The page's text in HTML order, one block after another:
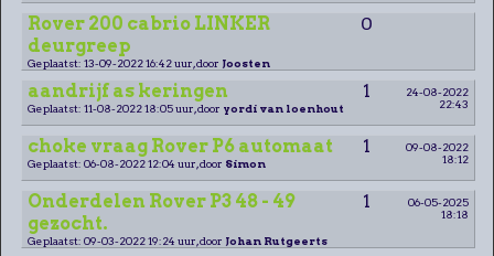
Rover 200 cabrio LINKER
deurgreep
0
Geplaatst: 13-09-2022 16:42 uur, door Joosten
aandrijf as keringen 1
24-08-2022
22:43
Geplaatst: 11-08-2022 18:05 uur, door yordi van loenhout
choke vraag Rover P6 automaat 1
09-08-2022
18:12
Geplaatst: 06-08-2022 12:04 uur, door Simon
Onderdelen Rover P3 48 - 49
gezocht.
1
06-05-2025
18:18
Geplaatst: 09-03-2022 19:24 uur, door Johan Rutgeerts